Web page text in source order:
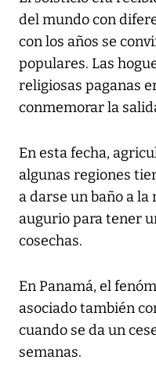
del mundo con
con los años se
populares. Las
religiosas paganas
conmemorar la
En esta fecha,
algunas regiones
a darse un baño a
augurio para tener
cosechas.
En Panamá, el
asociado también
cuando se da un
semanas.